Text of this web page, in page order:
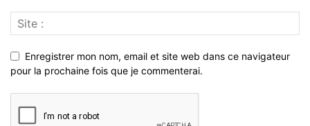
Enregistrer mon nom, email et site web dans ce navigateur
pour la prochaine fois que je commenterai.